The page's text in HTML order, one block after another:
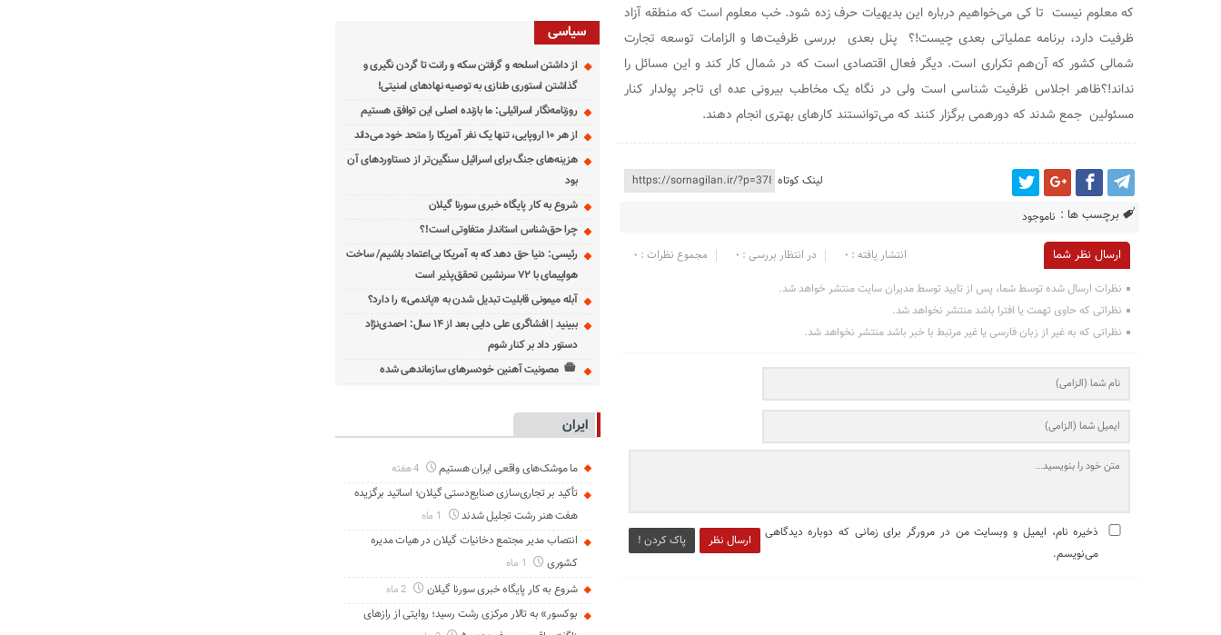
که معلوم نیست تا کی می‌خواهیم درباره این بدیهیات حرف زده شود. خب معلوم است که منطقه آزاد
ظرفیت دارد، برنامه عملیاتی بعدی چیست!؟ پنل بعدی بررسی ظرفیت‌ها و الزامات توسعه تجارت
شمالی کشور که آن‌هم تکراری است. دیگر فعال اقتصادی است که در شمال کار کند و این مسائل را
نداند!؟ظاهر اجلاس ظرفیت شناسی است ولی در نگاه یک مخاطب بیرونی عده ای تاجر پولدار کنار
مسئولین جمع شدند که دورهمی برگزار کنند که می‌توانستند کارهای بهتری انجام دهند.
لینک کوتاه
برچسب ها : ناموجود
ارسال نظر شما مجموع نظرات : 0 در انتظار بررسی : 0 انتشار یافته : ۰
نظرات ارسال شده توسط شما، پس از تایید توسط مدیران سایت منتشر خواهد شد.
نظراتی که حاوی تهمت یا افترا باشد منتشر نخواهد شد.
نظراتی که به غیر از زبان فارسی یا غیر مرتبط با خبر باشد منتشر نخواهد شد.
ارسال نظر پاک کردن !
ذخیره نام، ایمیل و وبسایت من در مرورگر برای زمانی که دوباره دیدگاهی
می‌نویسم.
سیاسی
از داشتن اسلحه و گرفتن سکه و رانت تا گردن نگیری و
گذاشتن استوری طنازی به توصیه نهادهای امنیتی!
روزنامه‌نگار اسرائیلی: ما بازنده اصلی این توافق هستیم
از هر ۱۰ اروپایی، تنها یک نفر آمریکا را متحد خود می‌داند
هزینه‌های جنگ برای اسرائیل سنگین‌تر از دستاوردهای آن
بود
شروع به کار پایگاه خبری سورنا گیلان
چرا حق‌شناس استاندار متفاوتی است!؟
رئیسی: دنیا حق دهد که به آمریکا بی‌اعتماد باشیم/ ساخت
هواپیمای با ۷۲ سرنشین تحقق‌پذیر است
آبله میمونی قابلیت تبدیل شدن به «پاندمی» را دارد؟
ببینید | افشاگری علی دایی بعد از ۱۴ سال: احمدی‌نژاد
دستور داد بر کنار شوم
مصونیت آهنین خودسرهای سازماندهی شده
ایران
ما موشک‌های واقعی ایران هستیم 4 هفته
تأکید بر تجاری‌سازی صنایع‌دستی گیلان؛ اساتید برگزیده
هفت هنر رشت تجلیل شدند
انتصاب مدیر مجتمع دخانیات گیلان در هیات مدیره
کشوری
شروع به کار پایگاه خبری سورنا گیلان
بوکسور» به تالار مرکزی رشت رسید؛ روایتی از رازهای